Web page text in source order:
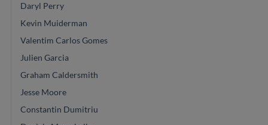
Daryl Perry
Kevin Muiderman
Valentim Carlos Gomes
Julien Garcia
Graham Caldersmith
Jesse Moore
Constantin Dumitriu